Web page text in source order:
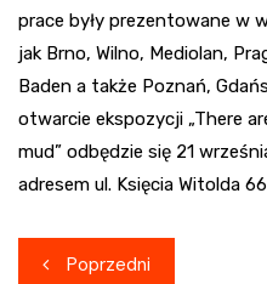
prace były prezentowane w
jak Brno, Wilno, Mediolan,
Baden a także Poznań,
otwarcie ekspozycji „There
mud” odbędzie się 21
adresem ul. Księcia Witolda
Nawigacja
Poprzedni